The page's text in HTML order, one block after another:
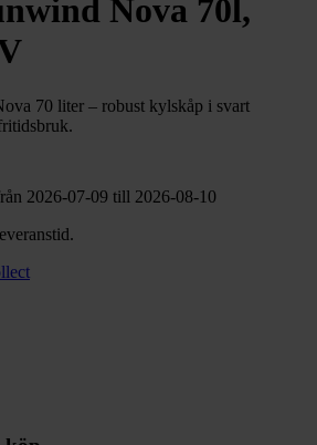
Nova 70l,
70 liter – robust kylskåp i svart
2026-07-09 till 2026-08-10